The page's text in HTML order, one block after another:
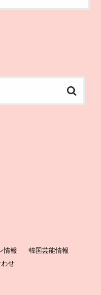
情報
韓国芸能情報
わせ